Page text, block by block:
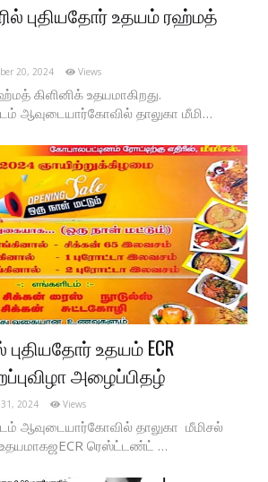
புதியதோர் உதயம் ரஹ்மத்
20, 2024 Views
கிளினிக் உதயமாகிறது.
ஆவுடையார்கோவில் தாலுகா மீமி…
புதியதோர் உதயம் ECR
அழைப்பிதழ்
2024 Views
ஆவுடையார்கோவில் தாலுகா மீமிசல்
உதயமாகஜECR ரெஸ்ட்டண்ட் …